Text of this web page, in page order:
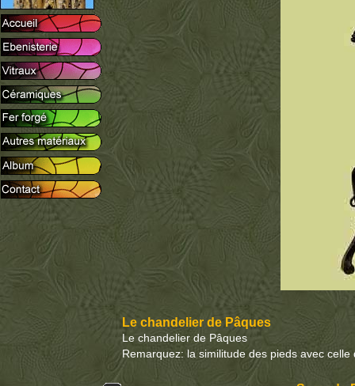
Le chandelier de Pâques
Le chandelier de Pâques
Remarquez: la similitude des pieds avec